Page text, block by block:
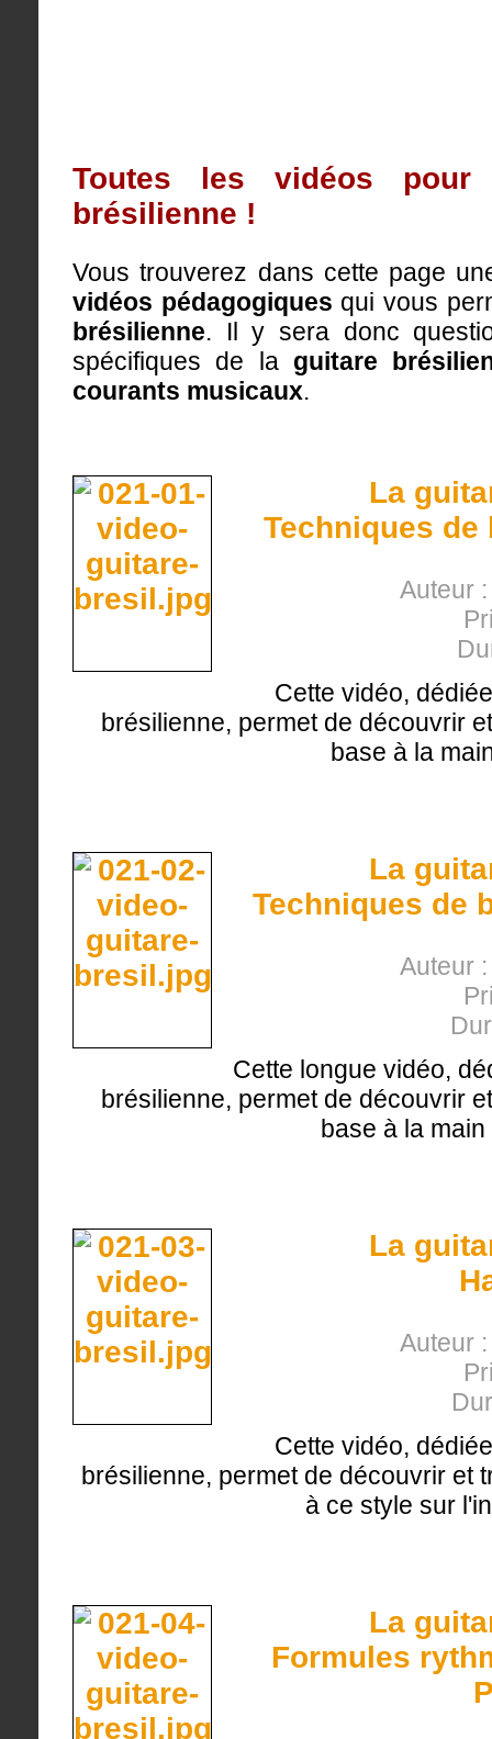
Toutes les vidéos
brésilienne !
Vous trouverez dans cette page
vidéos pédagogiques qui vous
brésilienne. Il y sera donc
spécifiques de la guitare
courants musicaux.
La
Techniques de
Auteur
Cette vidéo,
brésilienne, permet de découvrir
base à la
La
Techniques de
Auteur
Cette longue vidéo,
brésilienne, permet de découvrir
base à la
La
Auteur
Cette vidéo,
brésilienne, permet de découvrir et
à ce style sur
La
Formules